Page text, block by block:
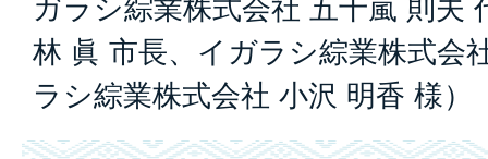
ガラシ綜業株式会社 五十嵐 則夫
林 眞 市長、イガラシ綜業株式会
ラシ綜業株式会社 小沢 明香 様）